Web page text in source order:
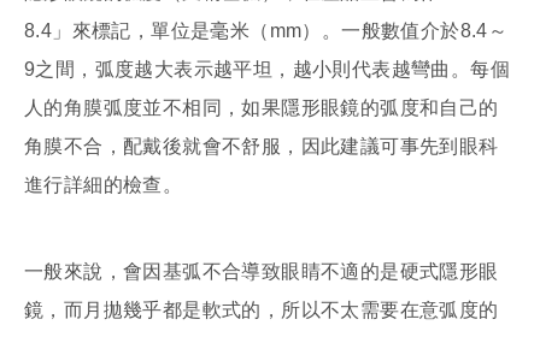
8.4」來標記，單位是毫米（mm）。一般數值介於8.4～
9之間，弧度越大表示越平坦，越小則代表越彎曲。每個
人的角膜弧度並不相同，如果隱形眼鏡的弧度和自己的
角膜不合，配戴後就會不舒服，因此建議可事先到眼科
進行詳細的檢查。
一般來說，會因基弧不合導致眼睛不適的是硬式隱形眼
鏡，而月拋幾乎都是軟式的，所以不太需要在意弧度的